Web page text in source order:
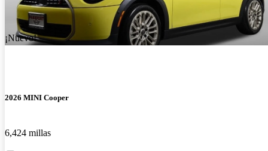
¡Nuevo!
2026 MINI Cooper
6,424 millas